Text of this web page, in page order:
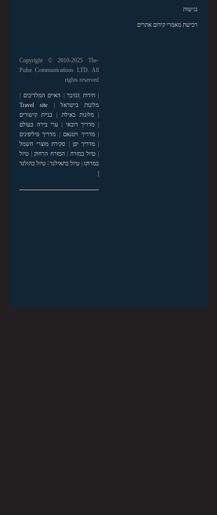
נגישות
רכישת מאמרי קידום אתרים
Copyright © 2010-2025 The-
Pulse Communications LTD. All
rights reserved
|חידות |זנזיבר | האיים המלדיבים |
מלונות בישראל |
Travel site
|מלונות באילת | בניית קישורים
| מדריך דובאי | ערי בירה בעולם
|מדריך ויטנאם | מדריך פיליפינים
|מדריך יפן | סקירת מוצרי חשמל
| טיול במזרח | המזרח הרחוק| טיול
במרוקו| טיול בתאילנד| טיול בהולנד
|